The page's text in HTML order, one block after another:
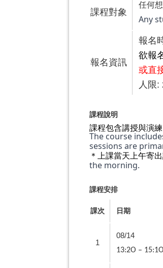
課程對象
任何
Any
報名資訊
報名
欲報
或直
人限:
課程說明
課程包含講授與演
The course
sessions are
＊上課當天上午寄
the morning.
課程安排
課次 日期
1
08/14
13:2O – 15:1O